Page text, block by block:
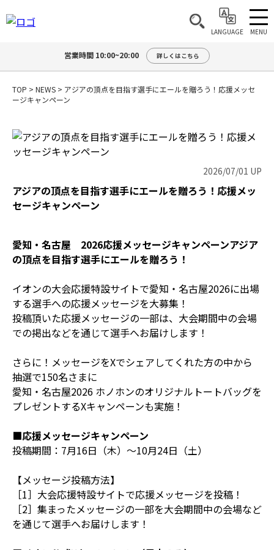
LANGUAGE MENU
営業時間 10:00~20:00 詳しくはこちら
TOP > NEWS > アジアの頂点を目指す選手にエールを贈ろう！応援メッセ
ージキャンペーン
2026/07/01 UP
アジアの頂点を目指す選手にエールを贈ろう！応援メッ
セージキャンペーン
愛知・名古屋 2026応援メッセージキャンペーンアジア
の頂点を目指す選手にエールを贈ろう！
イオンの大会応援特設サイトで愛知・名古屋2026に出場
する選手への応援メッセージを大募集！
投稿頂いた応援メッセージの一部は、大会期間中の会場
での掲出などを通じて選手へお届けします！
さらに！メッセージをXでシェアしてくれた方の中から
抽選で150名さまに
愛知・名古屋2026 ホノホンのオリジナルトートバッグを
プレゼントするXキャンペーンも実施！
■応援メッセージキャンペーン
投稿期間：7月16日（木）～10月24日（土）
【メッセージ投稿方法】
［1］大会応援特設サイトで応援メッセージを投稿！
［2］集まったメッセージの一部を大会期間中の会場など
を通じて選手へお届けします！